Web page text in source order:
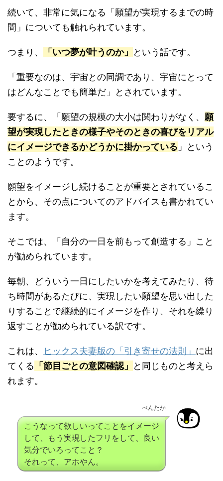
続いて、非常に気になる「願望が実現するまでの時
間」についても触れられています。
つまり、 「いつ夢が叶うのか」 という話です。
「重要なのは、宇宙との同調であり、宇宙にとって
はどんなことでも簡単だ」とされています。
要するに、「願望の規模の大小は関わりがなく、 願
望が実現したときの様子やそのときの喜びをリアル
にイメージできるかどうかに掛かっている 」という
ことのようです。
願望をイメージし続けることが重要とされているこ
とから、その点についてのアドバイスも書かれてい
ます。
そこでは、「自分の一日を前もって創造する」こと
が勧められています。
毎朝、どういう一日にしたいかを考えてみたり、待
ち時間があるたびに、実現したい願望を思い出した
りすることで継続的にイメージを作り、それを繰り
返すことが勧められている訳です。
これは、 ヒックス夫妻版の「引き寄せの法則」 に出
てくる 「節目ごとの意図確認」
と同じものと考えら
れます。
ぺんたか
こうなって欲しいってことをイメージ
して、もう実現したフリをして、良い
気分でいろってこと？
それって、アホやん。